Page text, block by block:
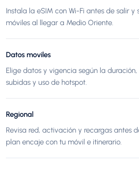
Instala la eSIM con Wi-Fi antes de salir
móviles al llegar a Medio Oriente.
Datos moviles
Elige datos y vigencia según la duración,
subidas y uso de hotspot.
Regional
Revisa red, activación y recargas antes
plan encaje con tu móvil e itinerario.